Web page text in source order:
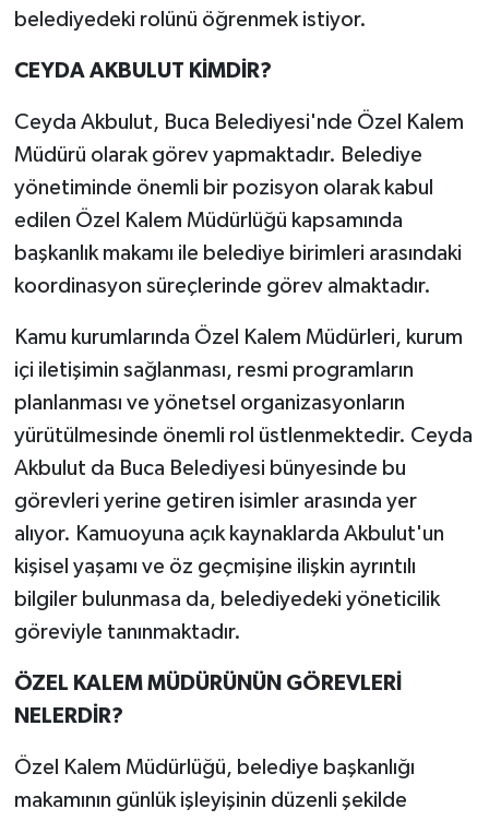
belediyedeki rolünü öğrenmek istiyor.
CEYDA AKBULUT KİMDİR?
Ceyda Akbulut, Buca Belediyesi'nde Özel Kalem
Müdürü olarak görev yapmaktadır. Belediye
yönetiminde önemli bir pozisyon olarak kabul
edilen Özel Kalem Müdürlüğü kapsamında
başkanlık makamı ile belediye birimleri arasındaki
koordinasyon süreçlerinde görev almaktadır.
Kamu kurumlarında Özel Kalem Müdürleri, kurum
içi iletişimin sağlanması, resmi programların
planlanması ve yönetsel organizasyonların
yürütülmesinde önemli rol üstlenmektedir. Ceyda
Akbulut da Buca Belediyesi bünyesinde bu
görevleri yerine getiren isimler arasında yer
alıyor. Kamuoyuna açık kaynaklarda Akbulut'un
kişisel yaşamı ve öz geçmişine ilişkin ayrıntılı
bilgiler bulunmasa da, belediyedeki yöneticilik
göreviyle tanınmaktadır.
ÖZEL KALEM MÜDÜRÜNÜN GÖREVLERİ
NELERDİR?
Özel Kalem Müdürlüğü, belediye başkanlığı
makamının günlük işleyişinin düzenli şekilde